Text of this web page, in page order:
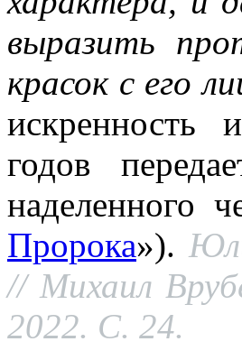
выразить
красок с его
искренность
годов
наделенного
Пророка»).
// Михаил
2022. С. 24.